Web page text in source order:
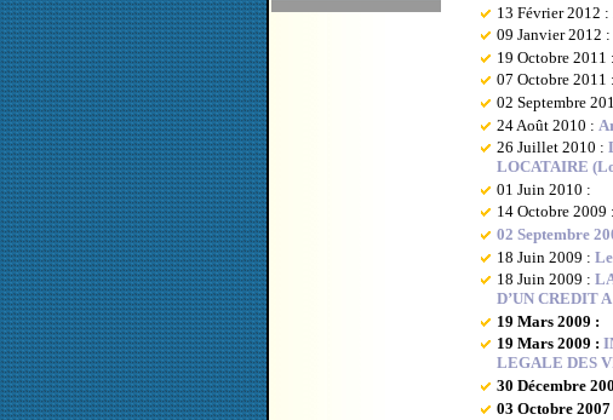
13 Février 2012 :
09 Janvier 2012 :
19 Octobre 2011 :
07 Octobre 2011 :
02 Septembre
24 Août 2010 :
26 Juillet 2010 :
LOCATAIRE
01 Juin 2010 :
14 Octobre 2009 :
02 Septembre
18 Juin 2009 :
18 Juin 2009 :
D’UN CREDIT
19 Mars 2009 :
19 Mars 2009 :
LEGALE DES
30 Décembre
03 Octobre 2007